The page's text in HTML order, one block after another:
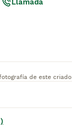
Llamada
de este